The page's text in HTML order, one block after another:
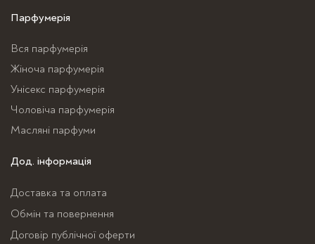
кілька
Параметри
можна
вибрати
на
сторінці
Парфумерія
Вся парфумерія
Жіноча парфумерія
Унісекс парфумерія
Чоловіча парфумерія
Масляні парфуми
Дод. інформація
Доставка та оплата
Обмін та повернення
Договір публічної оферти